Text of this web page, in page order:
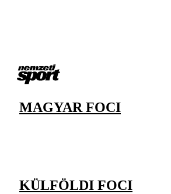
MAGYAR FOCI
KÜLFÖLDI FOCI